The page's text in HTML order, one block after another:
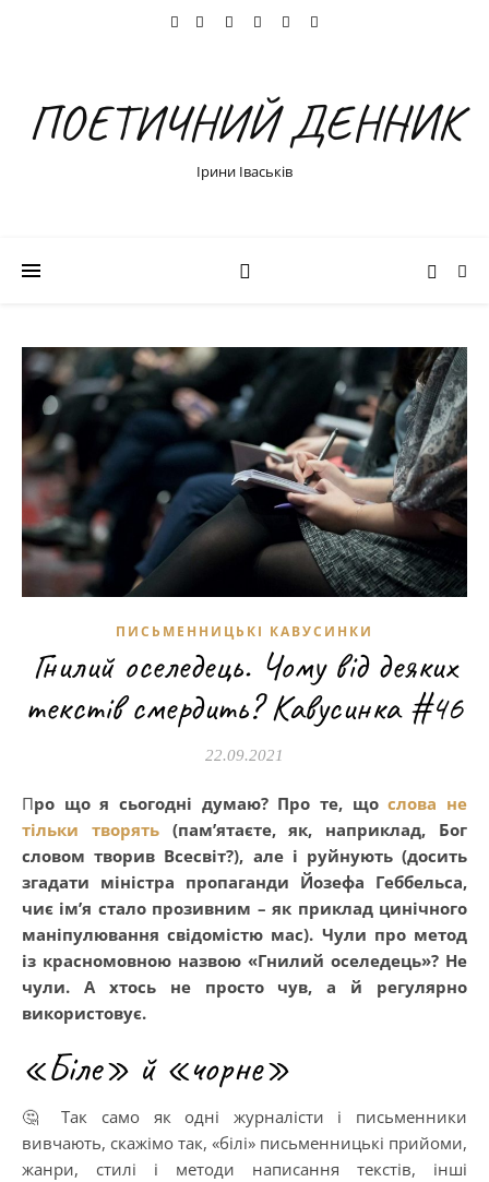
ПОЕТИЧНИЙ ДЕННИК
Ірини Іваськів
ПИСЬМЕННИЦЬКІ КАВУСИНКИ
Гнилий оселедець. Чому від деяких
текстів смердить? Кавусинка #46
22.09.2021
Про що я сьогодні думаю? Про те, щослова не
тільки творять(пам’ятаєте, як, наприклад, Бог
словом творив Всесвіт?), але і руйнують (досить
згадати міністра пропаганди Йозефа Геббельса,
чиє ім’я стало прозивним – як приклад цинічного
маніпулювання свідомістю мас). Чули про метод
із красномовною назвою «Гнилий оселедець»? Не
чули. А хтось не просто чув, а й регулярно
використовує.
«Біле» й «чорне»
🤔 Так само як одні журналісти і письменники
вивчають, скажімо так, «білі» письменницькі прийоми,
жанри, стилі і методи написання текстів, інші